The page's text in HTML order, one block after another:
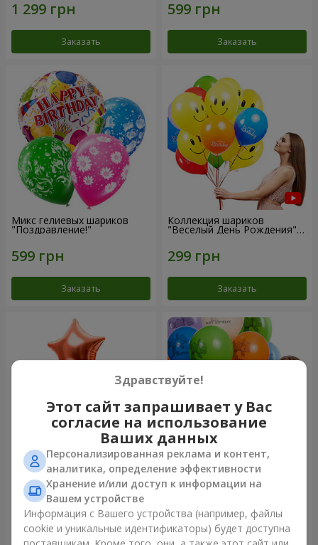
Заказать Заказать
Микс гелиевых шариков
"Поздравление!"
Заказать
Коллекция шариков
"Веселый День Рождения" -
Заказать
Фонтан шаров “Мир чудес”
Заказать
Коллекция шариков "День
рождения" (с Тедди)
Заказать
Здравствуйте!
Этот сайт запрашивает у Вас
согласие на использование
Ваших данных
Персонализированная реклама и контент,
аналитика, определение эффективности
Хранение и/или доступ к информации на
Вашем устройстве
Информация с Вашего устройства (например, файлы
cookie и уникальные идентификаторы) будет доступна